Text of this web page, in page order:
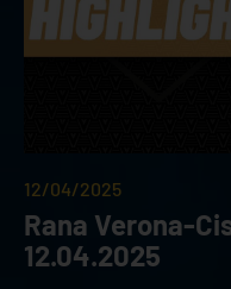
12/04/2025
Rana Verona-
12.04.2025